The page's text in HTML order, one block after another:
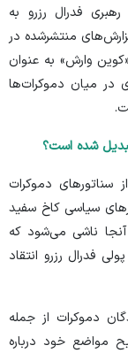
فدرال رزرو به
منتشرشده در
وارش» به عنوان
در میان دموکرات‌ها
شده است؟
دموکرات
سیاسی کاخ سفید
آنجا ناشی می‌شود که
فدرال رزرو انتقاد
دموکرات از جمله
مواضع خود درباره